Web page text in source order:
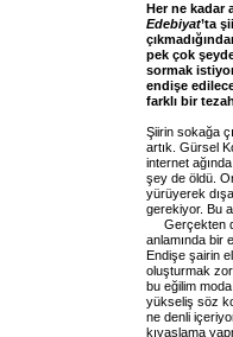
Her ne kadar
Edebiyat’ta
pek çok
sormak
endişe
farklı bir
Şiirin sokağa
artık. Gürsel
internet
şey de öldü.
yürüyerek
gerekiyor. Bu
Gerçekten
anlamında bir
Endişe şairin
oluşturmak
bu eğilim
yükseliş söz
ne denli
kıyaslama